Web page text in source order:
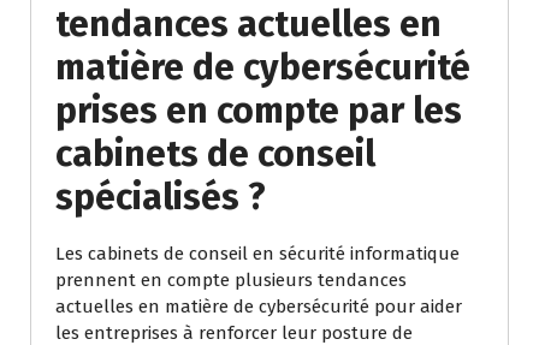
tendances actuelles en
matière de cybersécurité
prises en compte par les
cabinets de conseil
spécialisés ?
Les cabinets de conseil en sécurité informatique
prennent en compte plusieurs tendances
actuelles en matière de cybersécurité pour aider
les entreprises à renforcer leur posture de